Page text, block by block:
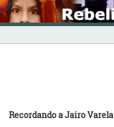
Skip
to
content
INICIO
Recordando a Jairo Varela